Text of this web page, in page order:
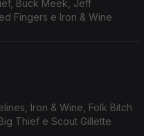
Buck Meek, Jeff
Fingers e Iron & Wine
Iron & Wine, Folk Bitch
Thief e Scout Gillette